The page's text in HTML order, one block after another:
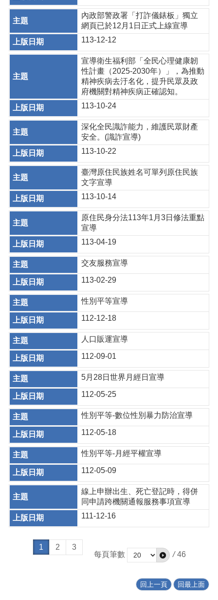
內政部警政署「打詐儀錶板」獨立
網頁已於12月1日正式上線宣導
113-12-12
宣導衛生福利部「全民心理健康韌
性計畫（2025-2030年）」，為推動
精神疾病去汙名化，提升民眾及政
府機關對精神疾病正確認知。
113-10-24
深化全民識詐能力，維護民眾財產
安全。(識詐宣導)
113-10-22
臺灣原住民族姓名可單列原住民族
文字宣導
113-10-14
原住民身分法113年1月3日修法重點
宣導
113-04-19
交友服務宣導
113-02-29
性別平等宣導
112-12-18
人口販運宣導
112-09-01
5月28日世界月經日宣導
112-05-25
性別平等-數位性別暴力防治宣導
112-05-18
性別平等-月經平權宣導
112-05-09
線上申辦出生、死亡登記時，得併
同申請跨機關通報服務事項宣導
111-12-16
1 2
3
每頁筆數
/ 46
回上一頁 回最上面